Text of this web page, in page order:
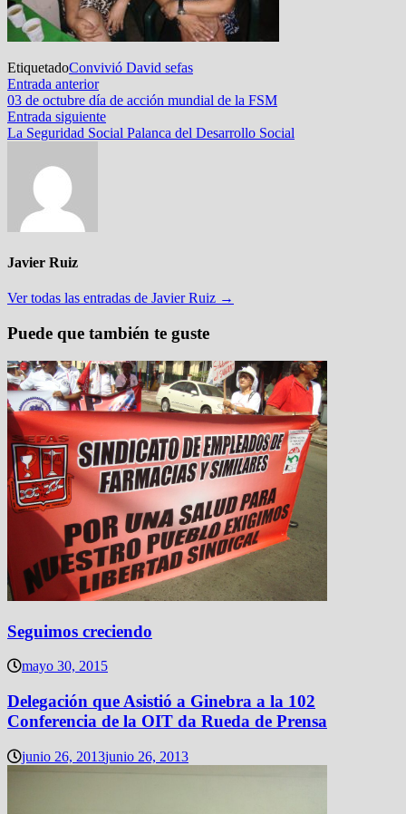
EtiquetadoConvivió David sefas
Navegación
de
entradas
Entrada anteriorEntrada
anterior:
03 de octubre día de acción mundial de la FSM
Entrada siguienteEntrada
siguiente:
La Seguridad Social Palanca del Desarrollo Social
Javier Ruiz
Ver todas las entradas de Javier Ruiz →
Puede que también te guste
Seguimos creciendo
mayo 30, 2015
Delegación que Asistió a Ginebra a la 102
Conferencia de la OIT da Rueda de Prensa
junio 26, 2013junio 26, 2013